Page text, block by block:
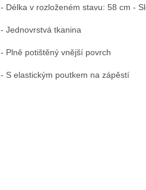
- Délka v rozloženém stavu: 58 cm -
- Jednovrstvá tkanina
- Plně potištěný vnější povrch
- S elastickým poutkem na zápěstí